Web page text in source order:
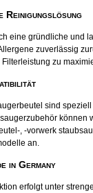
Reinigungslösung
eine gründliche und
zuverlässig
zu
sind
können
, -vorwerk
an.
in Germany
erfolgt unter